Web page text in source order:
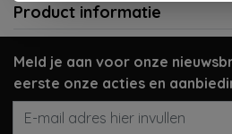
Product informatie
Meld je aan voor onze
eerste onze acties en